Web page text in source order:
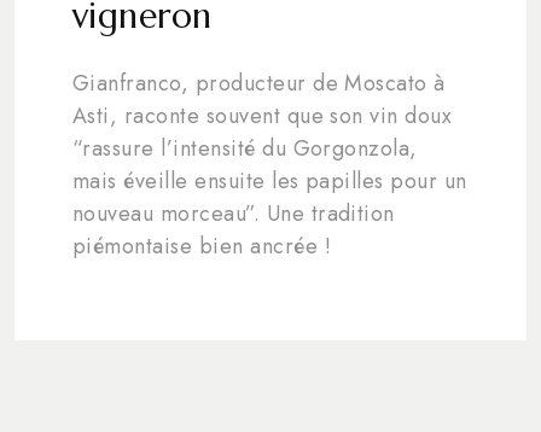
vigneron
Gianfranco, producteur de Moscato à
Asti, raconte souvent que son vin doux
“rassure l’intensité du Gorgonzola,
mais éveille ensuite les papilles pour un
nouveau morceau”. Une tradition
piémontaise bien ancrée !